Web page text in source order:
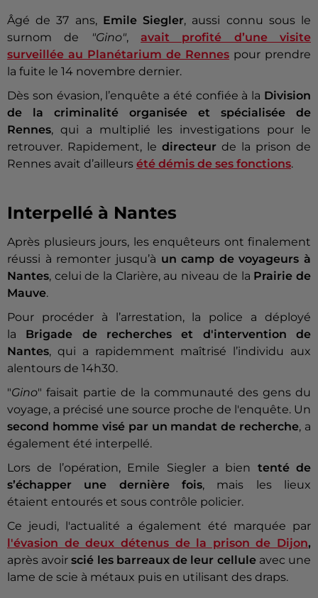
Âgé de 37 ans, Emile Siegler, aussi connu sous le
surnom de
"Gino",avait profité d’une visite
surveillée au Planétarium de Rennes pour prendre
la fuite le 14 novembre dernier.
Dès son évasion, l’enquête a été confiée à la Division
de la criminalité organisée et spécialisée de
Rennes, qui a multiplié les investigations pour le
retrouver. Rapidement, le directeur de la prison de
Rennes avait d’ailleurs été démis de ses fonctions.
Interpellé à Nantes
Après plusieurs jours, les enquêteurs ont finalement
réussi à remonter jusqu’à un camp de voyageurs à
Nantes, celui de la Clarière, au niveau de la Prairie de
Mauve.
Pour procéder à l’arrestation, la police a déployé
la Brigade de recherches et d'intervention de
Nantes, qui a rapidemment maîtrisé l’individu aux
alentours de 14h30.
"Gino" faisait partie de la communauté des gens du
voyage, a précisé une source proche de l'enquête. Un
second homme visé par un mandat de recherche, a
également été interpellé.
Lors de l’opération, Emile Siegler a bien tenté de
s’échapper une dernière fois, mais les lieux
étaient entourés et sous contrôle policier.
Ce jeudi, l'actualité a également été marquée par
l'évasion de deux détenus de la prison de Dijon,
après avoirscié les barreaux de leur cellule avec une
lame de scie à métaux puis en utilisant des draps.